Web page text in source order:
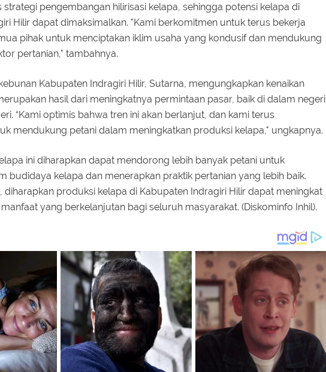
pengembangan hilirisasi kelapa, sehingga potensi kelapa di
Hilir dapat dimaksimalkan. "Kami berkomitmen untuk terus bekerja
pihak untuk menciptakan iklim usaha yang kondusif dan mendukung
pertanian," tambahnya.
Kabupaten Indragiri Hilir, Sutarna, mengungkapkan kenaikan
hasil dari meningkatnya permintaan pasar, baik di dalam negeri
“Kami optimis bahwa tren ini akan berlanjut, dan kami terus
mendukung petani dalam meningkatkan produksi kelapa," ungkapnya.
ini diharapkan dapat mendorong lebih banyak petani untuk
budidaya kelapa dan menerapkan praktik pertanian yang lebih baik.
diharapkan produksi kelapa di Kabupaten Indragiri Hilir dapat meningkat
yang berkelanjutan bagi seluruh masyarakat. (Diskominfo Inhil).